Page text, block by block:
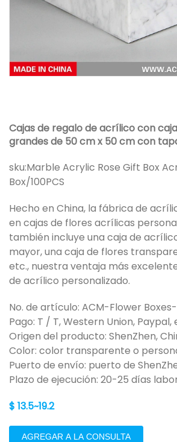
Cajas de regalo de acrílico con
grandes de 50 cm x 50 cm con
sku:Marble Acrylic Rose Gift Box
Box/100PCS
Hecho en China, la fábrica de
en cajas de flores acrílicas
también incluye una caja de
mayor, una caja de flores
etc., nuestra ventaja más
de acrílico personalizado.
No. de artículo: ACM-Flower
Pago: T / T, Western Union, Paypal,
Origen del producto: ShenZhen,
Color: color transparente o
Puerto de envío: puerto de
Plazo de ejecución: 20-25 días
$ 13.5~19.2
AGREGAR A LA CONSULTA